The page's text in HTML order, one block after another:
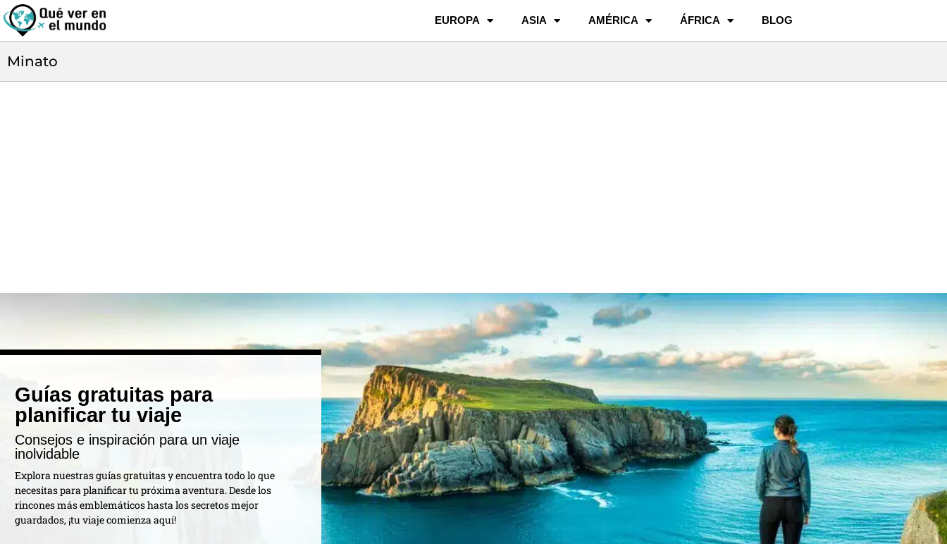
EUROPA ASIA AMÉRICA ÁFRICA BLOG
Minato
Guías gratuitas para
planificar tu viaje
Consejos e inspiración para un viaje
inolvidable
Explora nuestras guías gratuitas y encuentra todo lo que
necesitas para planificar tu próxima aventura. Desde los
rincones más emblemáticos hasta los secretos mejor
guardados, ¡tu viaje comienza aquí!